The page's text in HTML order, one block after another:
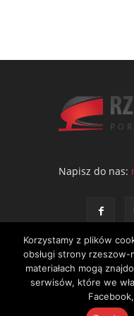
Napisz do nas:
Kontakt Polityka
© NEWS Sp. z o.o. -
Korzystamy z plików
obsługi strony
materiałach mogą
serwisów, które we